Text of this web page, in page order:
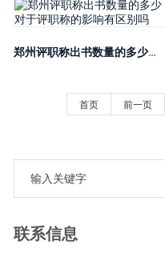
郑州评职称出书数量的多少对于评职称的影响有区别吗
首页 前一页
联系信息